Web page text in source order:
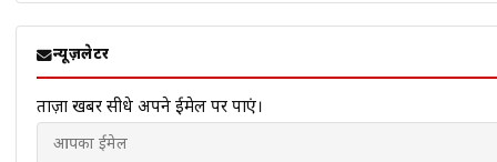
न्यूज़लेटर
ताज़ा खबरें सीधे अपने ईमेल पर पाएं।